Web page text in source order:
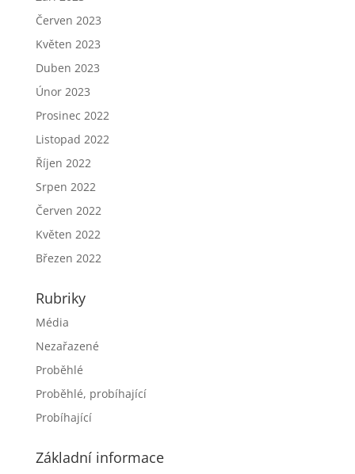
Červen 2023
Květen 2023
Duben 2023
Únor 2023
Prosinec 2022
Listopad 2022
Říjen 2022
Srpen 2022
Červen 2022
Květen 2022
Březen 2022
Rubriky
Média
Nezařazené
Proběhlé
Proběhlé, probíhající
Probíhající
Základní informace